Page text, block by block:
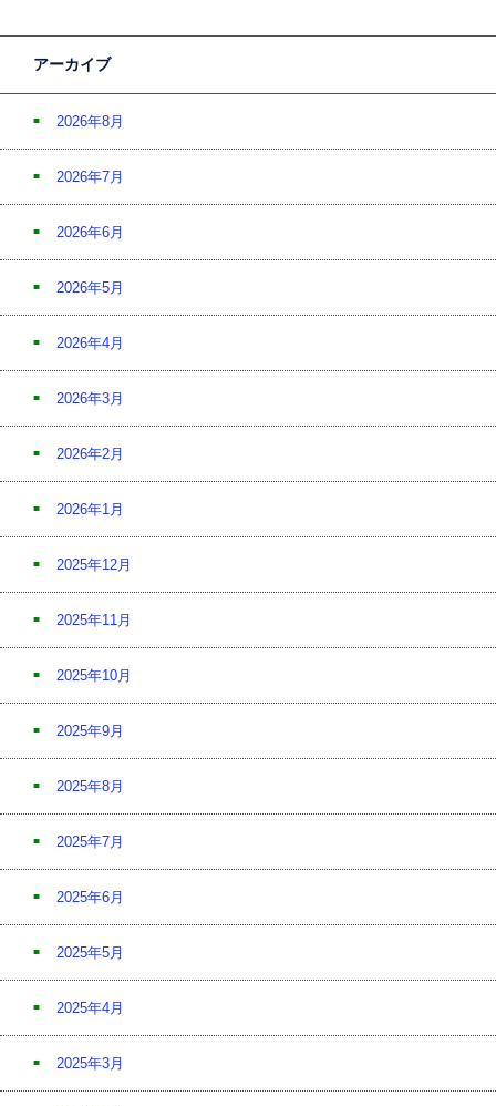
アーカイブ
2026年8月
2026年7月
2026年6月
2026年5月
2026年4月
2026年3月
2026年2月
2026年1月
2025年12月
2025年11月
2025年10月
2025年9月
2025年8月
2025年7月
2025年6月
2025年5月
2025年4月
2025年3月